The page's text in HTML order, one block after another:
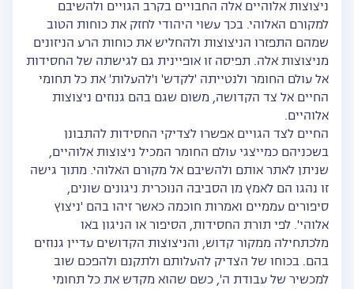
ניצוצות אלוהיים אלה החבויים בקרב הגויים ולהשיבם
למקורם האלוהי. בכך עשוי היהודי לחזק את כוחות הטוב
שמהם התפזרו הניצוצות ולהחליש את כוחות הרע הניזונים
מניצוצות אלה. תפיסה זו אופיינית גם לגישתה של החסידות
אל עולם החומר ולנטייתה 'לקדש' ו'להעלות' את כל תחומי
החיים אל צד הקדושה, משום שגם בהם גנוזים ניצוצות
אלוהיים.
החיים לצד הגויים אפשרו לצדיקי החסידות להתבונן
בשכניהם כמייצגי עולם החומר המכיל ניצוצות אלוהיים,
שניתן לאתר אותם ולהשיבם אל מקורם האלוהי. מתוך גישה
זו נהגו הם לאמץ מן הסביבה הנוכרית ניגונים שונים,
סיפורים עממיים ואמרות חוכמה כאשר זיהו בהם 'ניצוץ
אלוהי'. לפי תורת החסידות, הסיפור או הניגון באו
מלכתחילה ממקור קדוש, והניצוצות הקדושים עדיין גנוזים
בהם. בכוחו של הצדיק להעלותם ולתקנם ולהפכם שוב
למכשיר של עבודת ה', כשם שהוא מקדש את כל תחומי